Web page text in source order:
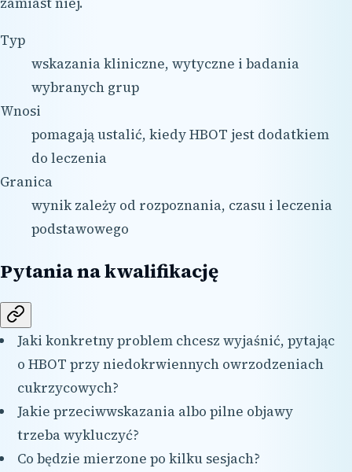
Typ
wskazania kliniczne, wytyczne i badania
wybranych grup
Wnosi
pomagają ustalić, kiedy HBOT jest dodatkiem
do leczenia
Granica
wynik zależy od rozpoznania, czasu i leczenia
podstawowego
Pytania na kwalifikację
Jaki konkretny problem chcesz wyjaśnić, pytając
o HBOT przy niedokrwiennych owrzodzeniach
cukrzycowych?
Jakie przeciwwskazania albo pilne objawy
trzeba wykluczyć?
Co będzie mierzone po kilku sesjach?